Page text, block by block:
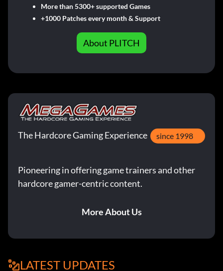
More than 5300+ supported Games
+1000 Patches every month & Support
About PLITCH
The Hardcore Gaming Experience since 1998
Pioneering in offering game trainers and other
hardcore gamer-centric content.
More About Us
LATEST UPDATES